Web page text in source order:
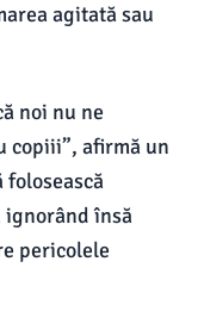
agitată sau
noi nu ne
copiii”, afirmă un
ignorând însă
pericolele